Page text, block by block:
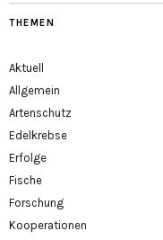
THEMEN
Aktuell
Allgemein
Artenschutz
Edelkrebse
Erfolge
Fische
Forschung
Kooperationen